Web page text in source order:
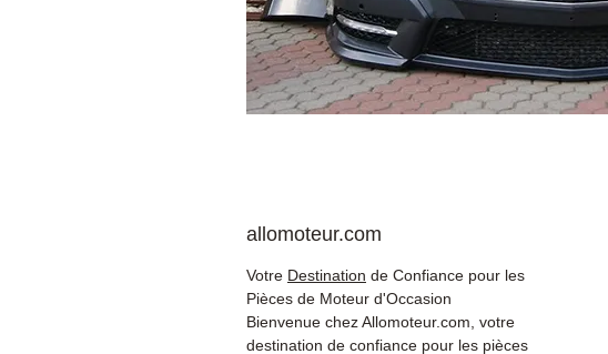
allomoteur.com
Votre Destination de Confiance pour les
Pièces de Moteur d'Occasion
Bienvenue chez Allomoteur.com, votre
destination de confiance pour les pièces